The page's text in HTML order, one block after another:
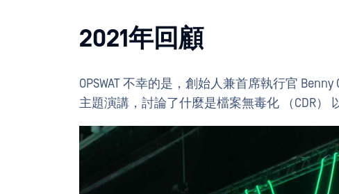
2021年回顧
OPSWAT 不幸的是，創始人兼首席執行官
主題演講，討論了什麼是檔案無毒化 （CDR）